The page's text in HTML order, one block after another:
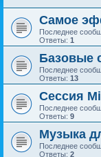
Самое
Последнее
Ответы: 1
Базовые
Последнее
Ответы: 13
Сессия
Последнее
Ответы: 9
Музыка
Последнее
Ответы: 2